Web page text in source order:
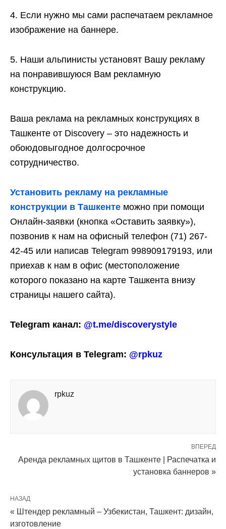
4. Если нужно мы сами распечатаем рекламное
изображение на баннере.
5. Наши альпинисты установят Вашу рекламу
на понравившуюся Вам рекламную
конструкцию.
Ваша реклама на рекламных конструкциях в
Ташкенте от Discovery – это надежность и
обоюдовыгодное долгосрочное
сотрудничество.
Установить рекламу на рекламные
конструкции в Ташкенте можно при помощи
Онлайн-заявки (кнопка «Оставить заявку»),
позвонив к нам на офисный телефон (71) 267-
42-45 или написав Telegram 998909179193, или
приехав к нам в офис (местоположение
которого показано на карте Ташкента внизу
страницы нашего сайта).
Telegram канал: @t.me/discoverystyle
Консультация в Telegram: @rpkuz
rpkuz
ВПЕРЕД
Аренда рекламных щитов в Ташкенте | Распечатка и
установка баннеров »
НАЗАД
« Штендер рекламный – Узбекистан, Ташкент: дизайн,
изготовление